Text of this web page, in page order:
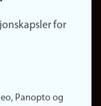
for
Panopto og